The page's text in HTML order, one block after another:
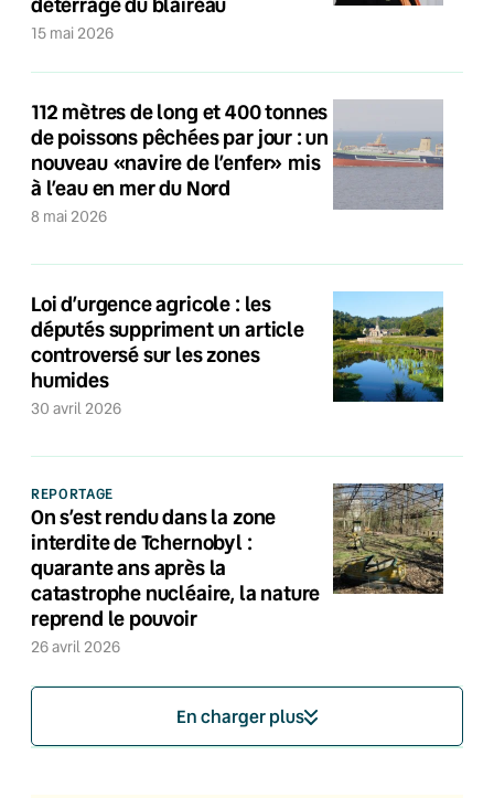
15 mai 2026
112 mètres de long et 400 tonnes
de poissons pêchées par jour : un
nouveau «navire de l’enfer» mis
à l’eau en mer du Nord
8 mai 2026
Loi d’urgence agricole : les
députés suppriment un article
controversé sur les zones
humides
30 avril 2026
REPORTAGE
On s’est rendu dans la zone
interdite de Tchernobyl :
quarante ans après la
catastrophe nucléaire, la nature
reprend le pouvoir
26 avril 2026
En charger plus